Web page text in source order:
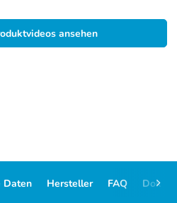
ansehen
Daten Hersteller FAQ